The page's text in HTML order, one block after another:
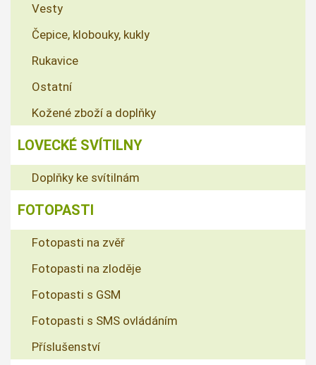
Vesty
Čepice, klobouky, kukly
Rukavice
Ostatní
Kožené zboží a doplňky
LOVECKÉ SVÍTILNY
Doplňky ke svítilnám
FOTOPASTI
Fotopasti na zvěř
Fotopasti na zloděje
Fotopasti s GSM
Fotopasti s SMS ovládáním
Příslušenství